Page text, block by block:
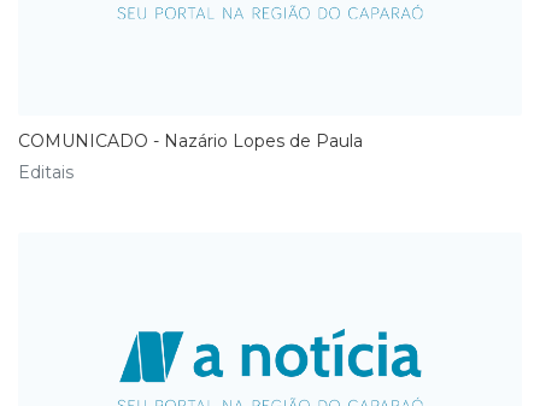
COMUNICADO - Nazário Lopes de Paula
Editais